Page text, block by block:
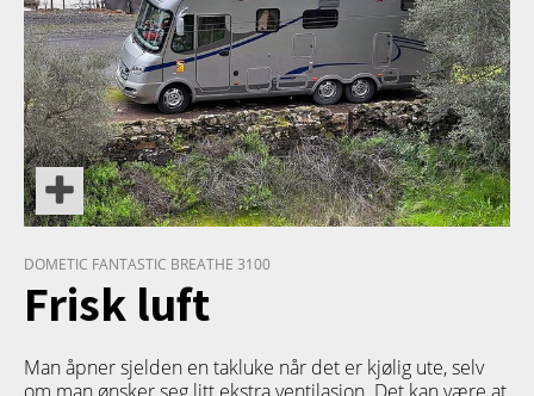
DOMETIC FANTASTIC BREATHE 3100
Frisk luft
Man åpner sjelden en takluke når det er kjølig ute, selv